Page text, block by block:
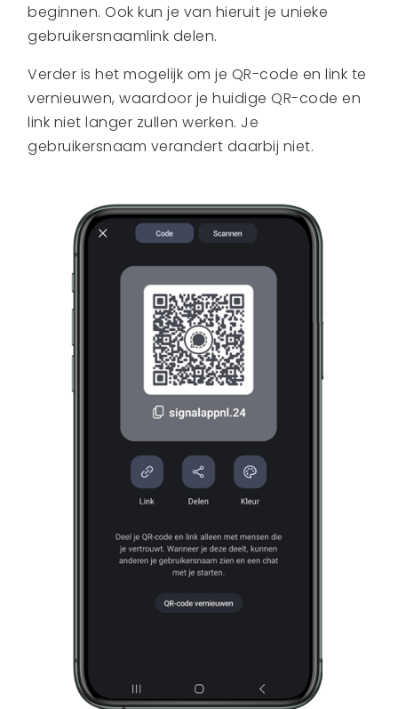
beginnen. Ook kun je van hieruit je unieke
gebruikersnaamlink delen.
Verder is het mogelijk om je QR-code en link te
vernieuwen, waardoor je huidige QR-code en
link niet langer zullen werken. Je
gebruikersnaam verandert daarbij niet.